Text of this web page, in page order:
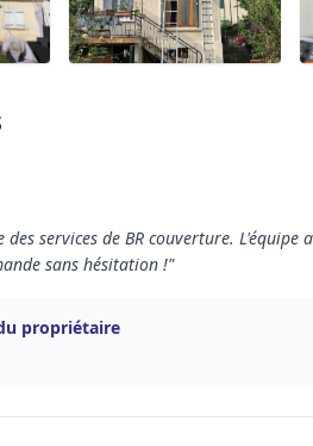
des services de BR couverture.
sans hésitation !"
propriétaire